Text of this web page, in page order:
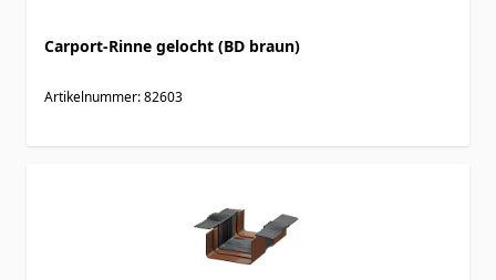
Carport-Rinne gelocht (BD braun)
Artikelnummer: 82603